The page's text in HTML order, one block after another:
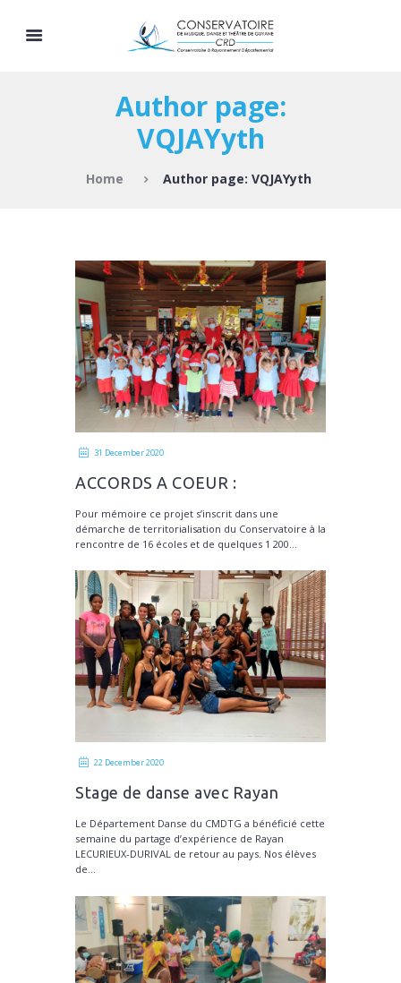
Author page:
VQJAYyth
Home Author page: VQJAYyth
31 December 2020
ACCORDS A COEUR :
Pour mémoire ce projet s’inscrit dans une
démarche de territorialisation du Conservatoire à la
rencontre de 16 écoles et de quelques 1 200...
22 December 2020
Stage de danse avec Rayan
Le Département Danse du CMDTG a bénéficié cette
semaine du partage d’expérience de Rayan
LECURIEUX-DURIVAL de retour au pays. Nos élèves
de...